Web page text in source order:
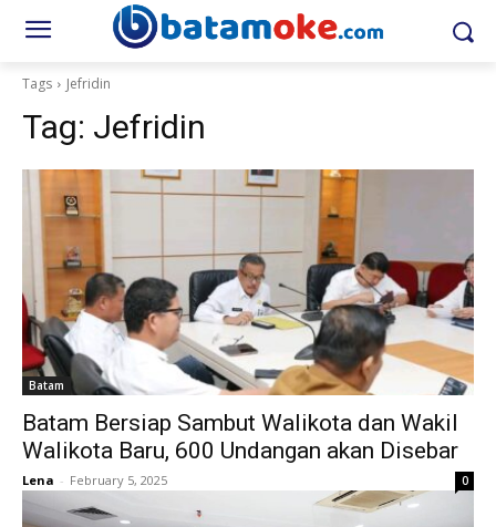
Tags Jefridin
Tag: Jefridin
Batam
Batam Bersiap Sambut Walikota dan Wakil
Walikota Baru, 600 Undangan akan Disebar
Lena - February 5, 2025 0